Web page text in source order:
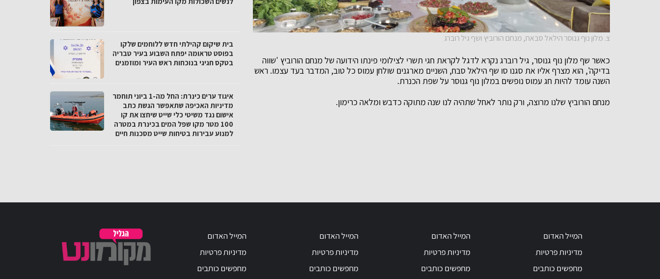
צ. מלון נוף גנוסר הילאל סבאח, מנחם הורוביץ ושף גיל רוברג
כאשר שף מלון נוף גנוסר, גיל רוברג נקרא לדגל לקראת חגי תשרי לצילומי פינתו הידועה של מנחם הורוביץ 'שווה
בדיקה', הוא מצרף אליו את סגנו סו שף הילאל סבח, השניים מארגנים שולחן עמוס כל טוב, המדבר בעד עצמו. ראש
השנה עומד להיות חג עמוס נופשים במלון נוף גנוסר על שפת הכנרת.
מנחם הורוביץ שלנו מרוצה, ורק נותר לאחל שתהיה לנו שנה מתוקה כדבש ומלאה כרימון.
בית שיקום קהילתי חדש ללוחמים שלקו
בפוסט טראומה יפתח השבוע בעיר טבריה
בטקס חגיגי בנוכחות ראש העיר ומוזמנים
איגוד ערים כינרת: החל מה-1 ביוני תוחמר
מדיניות האכיפה שתאפשר הגשת כתב
אישום נגד משיטי כלי שייט שיחצו את קו
100 מטר מקו שפל המים בכינרת במטרה
למנוע עבירות בטיחות שייט מסכנות חיים
המייל האדום
מדיניות פרטיות
מחפשים כותבים
המייל האדום
מדיניות פרטיות
מחפשים כותבים
המייל האדום
מדיניות פרטיות
מחפשים כותבים
המייל האדום
מדיניות פרטיות
מחפשים כותבים